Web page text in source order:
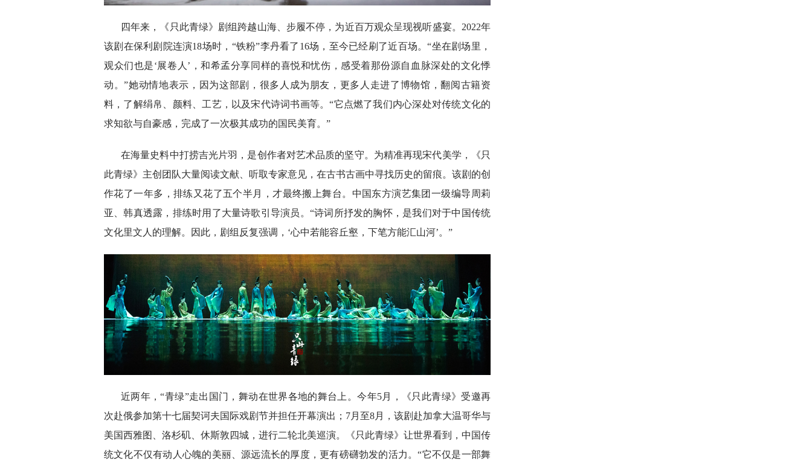
四年来，《只此青绿》剧组跨越山海、步履不停，为近百万观众呈现视听盛宴。2022年
该剧在保利剧院连演18场时，“铁粉”李丹看了16场，至今已经刷了近百场。“坐在剧场里，
观众们也是‘展卷人’，和希孟分享同样的喜悦和忧伤，感受着那份源自血脉深处的文化悸
动。”她动情地表示，因为这部剧，很多人成为朋友，更多人走进了博物馆，翻阅古籍资
料，了解绢帛、颜料、工艺，以及宋代诗词书画等。“它点燃了我们内心深处对传统文化的
求知欲与自豪感，完成了一次极其成功的国民美育。”
在海量史料中打捞吉光片羽，是创作者对艺术品质的坚守。为精准再现宋代美学，《只
此青绿》主创团队大量阅读文献、听取专家意见，在古书古画中寻找历史的留痕。该剧的创
作花了一年多，排练又花了五个半月，才最终搬上舞台。中国东方演艺集团一级编导周莉
亚、韩真透露，排练时用了大量诗歌引导演员。“诗词所抒发的胸怀，是我们对于中国传统
文化里文人的理解。因此，剧组反复强调，‘心中若能容丘壑，下笔方能汇山河’。”
近两年，“青绿”走出国门，舞动在世界各地的舞台上。今年5月，《只此青绿》受邀再
次赴俄参加第十七届契诃夫国际戏剧节并担任开幕演出；7月至8月，该剧赴加拿大温哥华与
美国西雅图、洛杉矶、休斯敦四城，进行二轮北美巡演。《只此青绿》让世界看到，中国传
统文化不仅有动人心魄的美丽、源远流长的厚度，更有磅礴勃发的活力。“它不仅是一部舞